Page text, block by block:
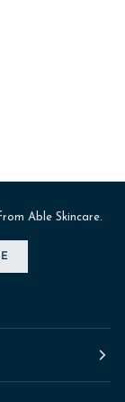
Able Skincare.